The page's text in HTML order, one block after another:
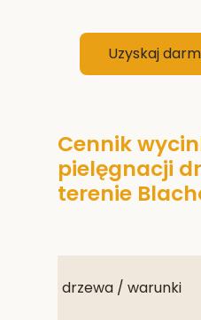
Uzyskaj
Cennik
pielęgnacji
terenie
drzewa / warunki